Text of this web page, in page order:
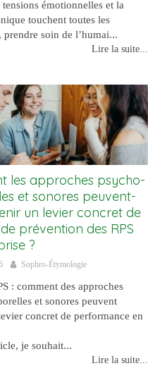
tensions émotionnelles et la
touchent toutes les
prendre soin de l’humai...
Lire la suite...
les approches psycho-
et sonores peuvent-
un levier concret de
prévention des RPS
?
Sophro-Étymologie
: comment des approches
et sonores peuvent
concret de performance en
je souhait...
Lire la suite...